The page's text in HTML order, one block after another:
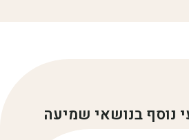
נוסף בנושאי שמיעה